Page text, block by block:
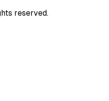
reserved.